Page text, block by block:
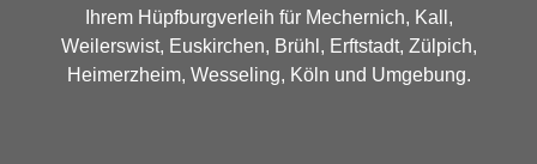
Ihrem Hüpfburgverleih für Mechernich, Kall,
Weilerswist, Euskirchen, Brühl, Erftstadt, Zülpich,
Heimerzheim, Wesseling, Köln und Umgebung.